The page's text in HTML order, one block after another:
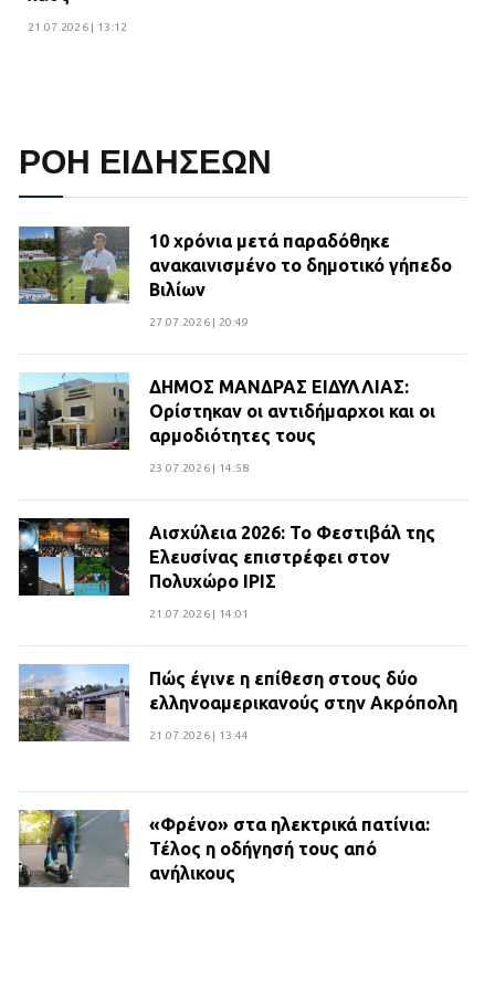
21.07.2026 | 13:12
ΡΟΗ ΕΙΔΗΣΕΩΝ
10 χρόνια μετά παραδόθηκε
ανακαινισμένο το δημοτικό γήπεδο
Βιλίων
27.07.2026 | 20:49
ΔΗΜΟΣ ΜΑΝΔΡΑΣ ΕΙΔΥΛΛΙΑΣ:
Ορίστηκαν οι αντιδήμαρχοι και οι
αρμοδιότητες τους
23.07.2026 | 14:58
Αισχύλεια 2026: Το Φεστιβάλ της
Ελευσίνας επιστρέφει στον
Πολυχώρο ΙΡΙΣ
21.07.2026 | 14:01
Πώς έγινε η επίθεση στους δύο
ελληνοαμερικανούς στην Ακρόπολη
21.07.2026 | 13:44
«Φρένο» στα ηλεκτρικά πατίνια:
Τέλος η οδήγησή τους από
ανήλικους